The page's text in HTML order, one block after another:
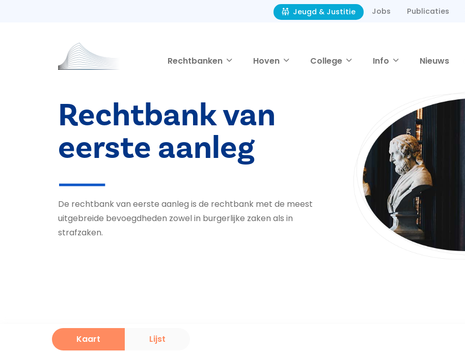
Jeugd & Justitie Jobs Publicaties
Rechtbanken Hoven College Info Nieuws
Rechtbank van
eerste aanleg
De rechtbank van eerste aanleg is de rechtbank met de meest
uitgebreide bevoegdheden zowel in burgerlijke zaken als in
strafzaken.
Kaart Lijst